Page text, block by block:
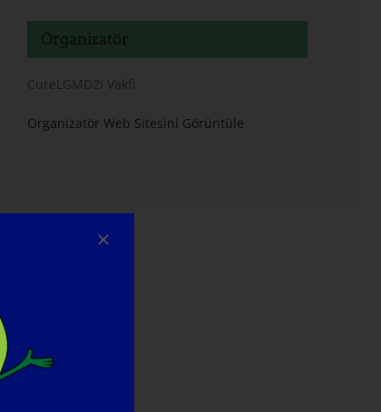
Organizatör
CureLGMD2i Vakfı
Organizatör Web Sitesini Görüntüle